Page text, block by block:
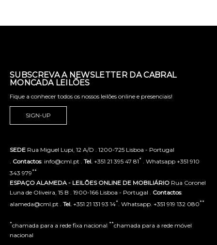
SUBSCREVA A NEWSLETTER DA CABRAL
MONCADA LEILÕES
Fique a conhecer todos os nossos leilões online e presenciais!
SIGN-UP
SEDE Rua Miguel Lupi, 12 A/D . 1200-725 Lisboa - Portugal
Contactos: info@cml.pt . Tel. +351 21 395 47 81* . Whatsapp +351 910
343 979**
ESPAÇO ALAMEDA - LEILÕES ONLINE DE MOBILIÁRIO Rua Coronel
Luna de Oliveira, 15 B . 1900-166 Lisboa - Portugal . Contactos:
alameda@cml.pt . Tel. +351 21 131 93 14* . Whatsapp. +351 919 132 080**
*chamada para a rede fixa nacional **chamada para a rede móvel
nacional